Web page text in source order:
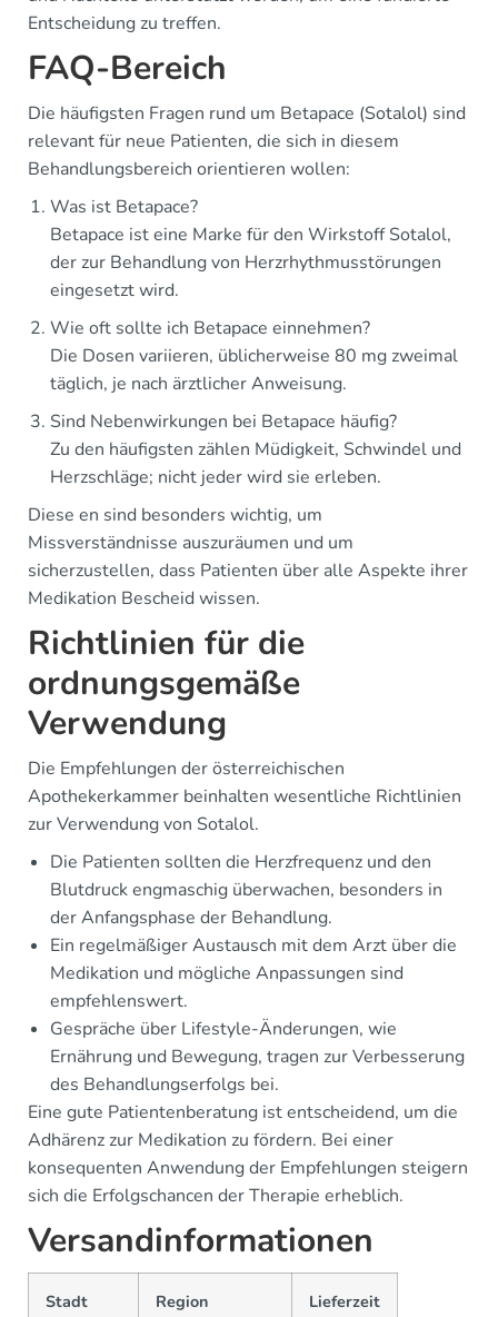
Entscheidung zu treffen.
FAQ-Bereich
Die häufigsten Fragen rund um Betapace (Sotalol) sind
relevant für neue Patienten, die sich in diesem
Behandlungsbereich orientieren wollen:
Was ist Betapace?
Betapace ist eine Marke für den Wirkstoff Sotalol,
der zur Behandlung von Herzrhythmusstörungen
eingesetzt wird.
Wie oft sollte ich Betapace einnehmen?
Die Dosen variieren, üblicherweise 80 mg zweimal
täglich, je nach ärztlicher Anweisung.
Sind Nebenwirkungen bei Betapace häufig?
Zu den häufigsten zählen Müdigkeit, Schwindel und
Herzschläge; nicht jeder wird sie erleben.
Diese en sind besonders wichtig, um
Missverständnisse auszuräumen und um
sicherzustellen, dass Patienten über alle Aspekte ihrer
Medikation Bescheid wissen.
Richtlinien für die
ordnungsgemäße
Verwendung
Die Empfehlungen der österreichischen
Apothekerkammer beinhalten wesentliche Richtlinien
zur Verwendung von Sotalol.
Die Patienten sollten die Herzfrequenz und den
Blutdruck engmaschig überwachen, besonders in
der Anfangsphase der Behandlung.
Ein regelmäßiger Austausch mit dem Arzt über die
Medikation und mögliche Anpassungen sind
empfehlenswert.
Gespräche über Lifestyle-Änderungen, wie
Ernährung und Bewegung, tragen zur Verbesserung
des Behandlungserfolgs bei.
Eine gute Patientenberatung ist entscheidend, um die
Adhärenz zur Medikation zu fördern. Bei einer
konsequenten Anwendung der Empfehlungen steigern
sich die Erfolgschancen der Therapie erheblich.
Versandinformationen
Stadt Region Lieferzeit